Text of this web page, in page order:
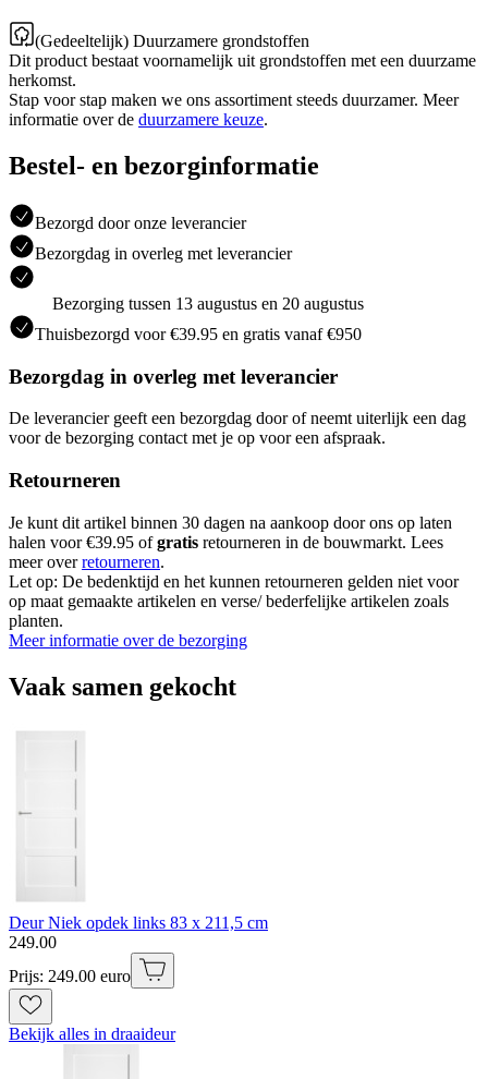
(Gedeeltelijk) Duurzamere grondstoffen
Dit product bestaat voornamelijk uit grondstoffen met een duurzame
herkomst.
Stap voor stap maken we ons assortiment steeds duurzamer. Meer
informatie over de duurzamere keuze.
Bestel- en bezorginformatie
Bezorgd door onze leverancier
Bezorgdag in overleg met leverancier
Bezorging tussen 13 augustus en 20 augustus
Thuisbezorgd voor €39.95 en gratis vanaf €950
Bezorgdag in overleg met leverancier
De leverancier geeft een bezorgdag door of neemt uiterlijk een dag
voor de bezorging contact met je op voor een afspraak.
Retourneren
Je kunt dit artikel binnen 30 dagen na aankoop door ons op laten
halen voor €39.95 ofgratis retourneren in de bouwmarkt. Lees
meer overretourneren.
Let op: De bedenktijd en het kunnen retourneren gelden niet voor
op maat gemaakte artikelen en verse/ bederfelijke artikelen zoals
planten.
Meer informatie over de bezorging
Vaak samen gekocht
Deur Niek opdek links 83 x 211,5 cm
249.00
Prijs: 249.00 euro
Bekijk alles in draaideur